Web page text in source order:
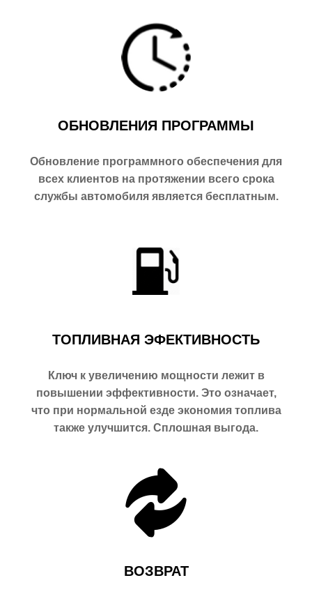
ОБНОВЛЕНИЯ ПРОГРАММЫ
Обновление программного обеспечения для
всех клиентов на протяжении всего срока
службы автомобиля является бесплатным.
ТОПЛИВНАЯ ЭФЕКТИВНОСТЬ
Ключ к увеличению мощности лежит в
повышении эффективности. Это означает,
что при нормальной езде экономия топлива
также улучшится. Сплошная выгода.
ВОЗВРАТ